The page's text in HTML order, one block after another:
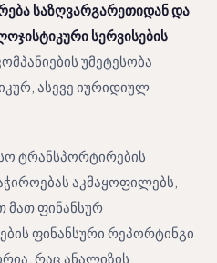
საზღვარგარეთიდან და
სერვისების
უმეტესობა
ასევე იურიდიულ
ტრანსპორტირების
აკმაყოფილებს,
მათ ფინანსურ
ფინანსური რეპორტინგი
რაც ანალიზის